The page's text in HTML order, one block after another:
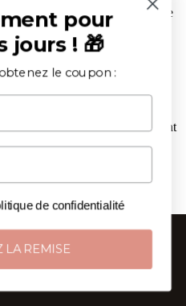
Ainsi, nous épargnons chaque
et vous pourrez les
4.
qui vous répondent
pour tout doute concernant
de 9h à 13h et de 14h à 18h.
pour
jours ! 🎁
le coupon :
de confidentialité
LA REMISE